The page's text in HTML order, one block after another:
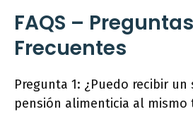
FAQS – Preguntas
Frecuentes
Pregunta 1: ¿Puedo recibir
pensión alimenticia al mismo